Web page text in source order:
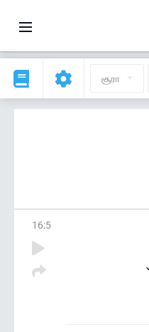
சூரா
16:5